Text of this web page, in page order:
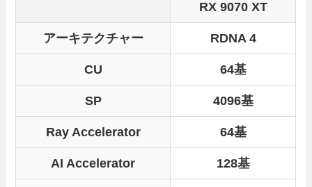
RX 9070 XT
アーキテクチャー RDNA 4
CU 64基
SP 4096基
Ray Accelerator 64基
AI Accelerator 128基